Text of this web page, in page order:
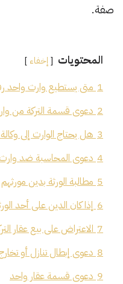
صفة.
المحتويات إخفاء
1 متى يستطيع وارث واحد
2 دعوى قسمة التركة من
3 هل يحتاج الوارث إلى
4 دعوى المحاسبة ضد وارث
5 مطالبة الورثة بدين مورثهم
6 إذا كان الدين على أحد
7 الاعتراض على بيع عقار
8 دعوى إبطال تنازل أو
9 دعوى قسمة عقار واحد